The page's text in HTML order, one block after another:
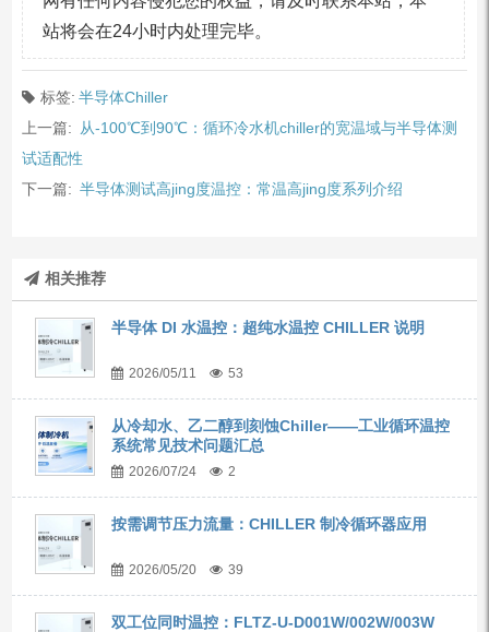
站将会在24小时内处理完毕。
标签: 半导体Chiller
上一篇:
从-100℃到90℃：循环冷水机chiller的宽温域与半导体测
试适配性
下一篇: 半导体测试高jing度温控：常温高jing度系列介绍
相关推荐
半导体 DI 水温控：超纯水温控 CHILLER 说明
2026/05/11 53
从冷却水、乙二醇到刻蚀Chiller——工业循环温控
系统常见技术问题汇总
2026/07/24 2
按需调节压力流量：CHILLER 制冷循环器应用
2026/05/20 39
双工位同时温控：FLTZ-U-D001W/002W/003W